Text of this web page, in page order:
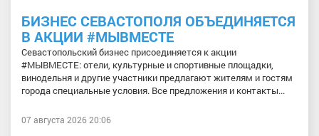
БИЗНЕС СЕВАСТОПОЛЯ ОБЪЕДИНЯЕТСЯ
В АКЦИИ #МЫВМЕСТЕ
Севастопольский бизнес присоединяется к акции
#МЫВМЕСТЕ: отели, культурные и спортивные площадки,
винодельня и другие участники предлагают жителям и гостям
города специальные условия. Все предложения и контакты...
07 августа 2026 20:06